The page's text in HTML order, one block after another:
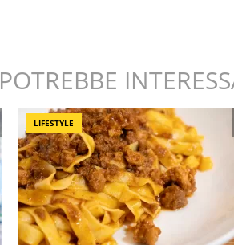
POTREBBE
LIFESTYLE